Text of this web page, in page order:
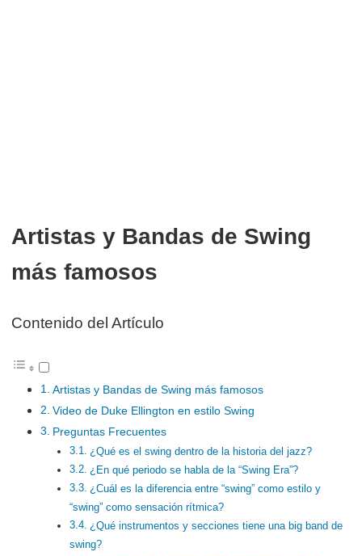
Artistas y Bandas de Swing
más famosos
Contenido del Artículo
Artistas y Bandas de Swing más famosos
Video de Duke Ellington en estilo Swing
Preguntas Frecuentes
¿Qué es el swing dentro de la historia del jazz?
¿En qué periodo se habla de la “Swing Era”?
¿Cuál es la diferencia entre “swing” como estilo y
“swing” como sensación rítmica?
¿Qué instrumentos y secciones tiene una big band de
swing?